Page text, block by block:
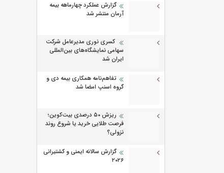
گزارش عملکرد چهارماهه بیمه
آرمان منتشر شد
کسری نوری مدیرعامل شرکت
سهامی نمایشگاه‌های بین‌المللی
ایران شد
تفاهم‌نامه همکاری بیمه دی و
گروه اسنپ امضا شد
ریزش ۵۰ درصدی بیت‌کوین؛
فرصت طلایی خرید یا شروع روند
نزولی؟
گزارش سالانه ایمنی و كشتیرانی
۲۰۲۶